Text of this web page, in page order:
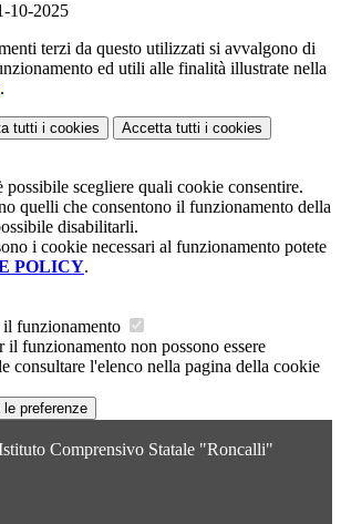
10-2025
terzi da questo utilizzati si avvalgono di
ed utili alle finalità illustrate nella
.
tutti i cookies Accetta tutti i cookies
possibile scegliere quali cookie consentire.
quelli che consentono il funzionamento della
disabilitarli.
i cookie necessari al funzionamento potete
POLICY.
il funzionamento
il funzionamento non possono essere
consultare l'elenco nella pagina della cookie
le preferenze
Comprensivo Statale "Roncalli"